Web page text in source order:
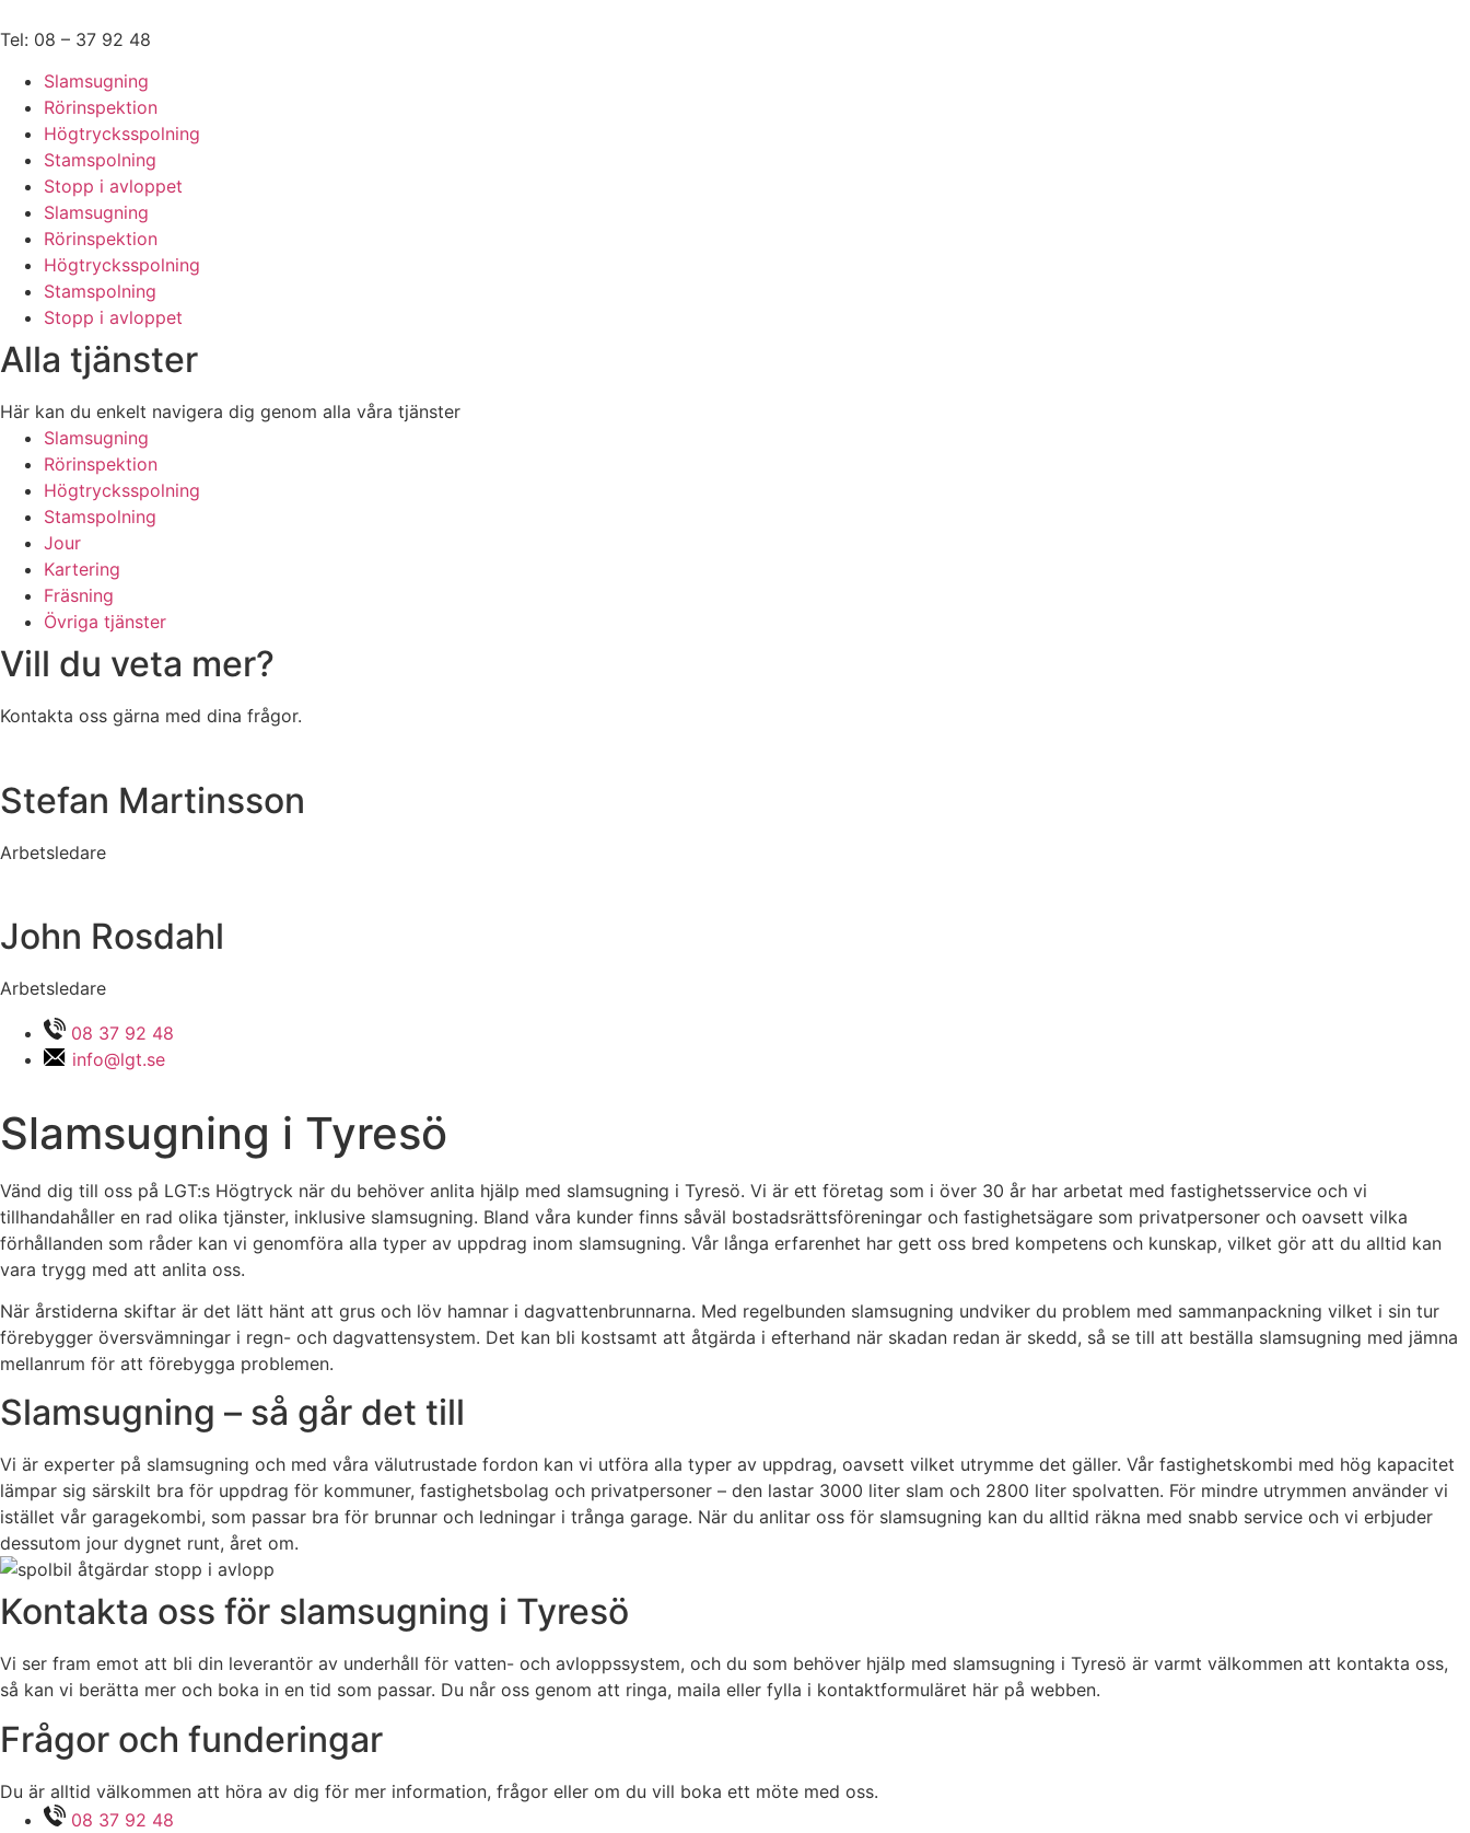
till
Tel: 08 – 37 92 48
Slamsugning
Rörinspektion
Högtrycksspolning
Stamspolning
Stopp i avloppet
Slamsugning
Rörinspektion
Högtrycksspolning
Stamspolning
Stopp i avloppet
Alla tjänster
Här kan du enkelt navigera dig genom alla våra tjänster
Slamsugning
Rörinspektion
Högtrycksspolning
Stamspolning
Jour
Kartering
Fräsning
Övriga tjänster
Vill du veta mer?
Kontakta oss gärna med dina frågor.
Stefan Martinsson
Arbetsledare
John Rosdahl
Arbetsledare
08 37 92 48
info@lgt.se
Slamsugning i Tyresö
Vänd dig till oss på LGT:s Högtryck när du behöver anlita hjälp med slamsugning i Tyresö. Vi är ett företag som i över 30 år har arbetat med fastighetsservice och vi
tillhandahåller en rad olika tjänster, inklusive slamsugning. Bland våra kunder finns såväl bostadsrättsföreningar och fastighetsägare som privatpersoner och oavsett vilka
förhållanden som råder kan vi genomföra alla typer av uppdrag inom slamsugning. Vår långa erfarenhet har gett oss bred kompetens och kunskap, vilket gör att du alltid kan
vara trygg med att anlita oss.
När årstiderna skiftar är det lätt hänt att grus och löv hamnar i dagvattenbrunnarna. Med regelbunden slamsugning undviker du problem med sammanpackning vilket i sin tur
förebygger översvämningar i regn- och dagvattensystem. Det kan bli kostsamt att åtgärda i efterhand när skadan redan är skedd, så se till att beställa slamsugning med jämna
mellanrum för att förebygga problemen.
Slamsugning – så går det till
Vi är experter på slamsugning och med våra välutrustade fordon kan vi utföra alla typer av uppdrag, oavsett vilket utrymme det gäller. Vår fastighetskombi med hög kapacitet
lämpar sig särskilt bra för uppdrag för kommuner, fastighetsbolag och privatpersoner – den lastar 3000 liter slam och 2800 liter spolvatten. För mindre utrymmen använder vi
istället vår garagekombi, som passar bra för brunnar och ledningar i trånga garage. När du anlitar oss för slamsugning kan du alltid räkna med snabb service och vi erbjuder
dessutom jour dygnet runt, året om.
Kontakta oss för slamsugning i Tyresö
Vi ser fram emot att bli din leverantör av underhåll för vatten- och avloppssystem, och du som behöver hjälp med slamsugning i Tyresö är varmt välkommen att kontakta oss,
så kan vi berätta mer och boka in en tid som passar. Du når oss genom att ringa, maila eller fylla i kontaktformuläret här på webben.
Frågor och funderingar
Du är alltid välkommen att höra av dig för mer information, frågor eller om du vill boka ett möte med oss.
08 37 92 48